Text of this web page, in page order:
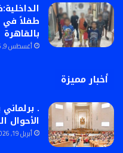
طفلاً في
بالقاهرة
أغسطس 9, 2026
أخبار مميزة
.
الأحوال
أبريل 19, 2026